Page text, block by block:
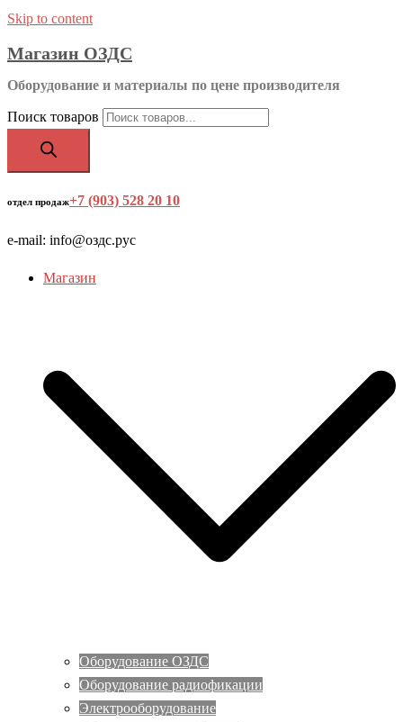
Skip to content
Магазин ОЗДС
Оборудование и материалы по цене производителя
Поиск товаров
отдел продаж+7 (903) 528 20 10
e-mail: info@оздс.рус
Магазин
Оборудование ОЗДС
Оборудование радиофикации
Электрооборудование